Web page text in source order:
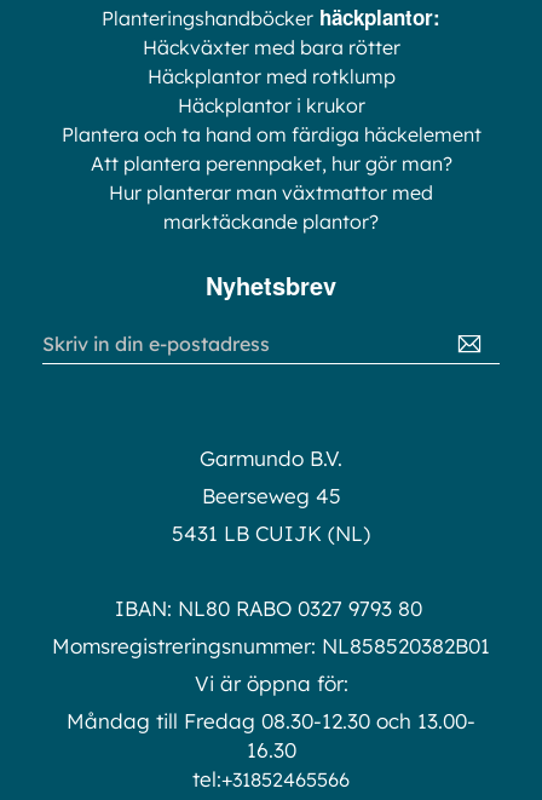
Planteringshandböcker häckplantor:
Häckväxter med bara rötter
Häckplantor med rotklump
Häckplantor i krukor
Plantera och ta hand om färdiga häckelement
Att plantera perennpaket, hur gör man?
Hur planterar man växtmattor med
marktäckande plantor?
Nyhetsbrev
Up
Garmundo B.V.
Beerseweg 45
5431 LB CUIJK (NL)
IBAN: NL80 RABO 0327 9793 80
Momsregistreringsnummer: NL858520382B01
Vi är öppna för:
Måndag till Fredag 08.30-12.30 och 13.00-
16.30
tel:+31852465566